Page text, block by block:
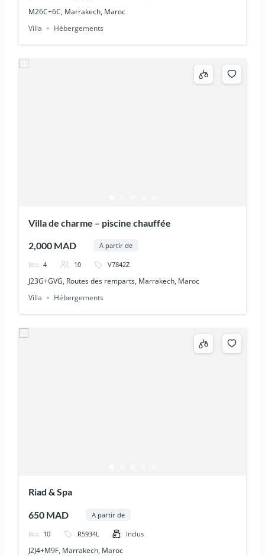
M26C+6C, Marrakech, Maroc
Villa
Hébergements
Villa de charme – piscine chauffée
2,000 MAD A partir de
4 10 V7842Z
J23G+GVG, Routes des remparts, Marrakech, Maroc
Villa
Hébergements
Riad & Spa
650 MAD A partir de
10 R5934L Inclus
J2J4+M9F, Marrakech, Maroc